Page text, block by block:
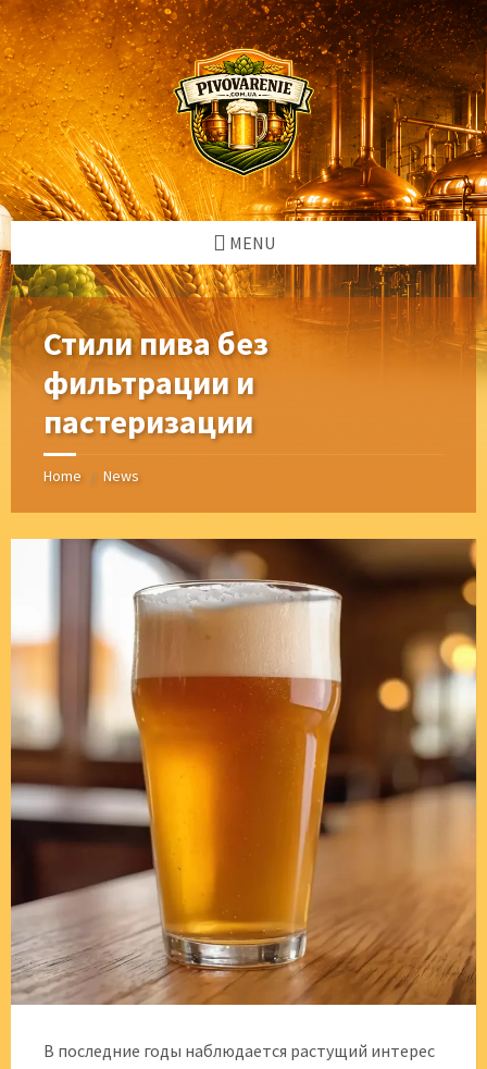
Skip
to
content
Skip
to
left
sidebar
Skip
to
right
sidebar
Skip
to
footer
MENU
Стили пива без
фильтрации и
пастеризации
Home / News
В последние годы наблюдается растущий интерес